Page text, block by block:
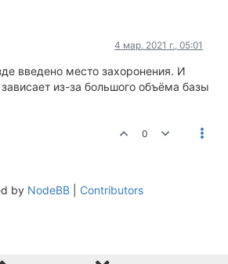
4 мар. 2021 г., 05:01
введено место захоронения. И
из-за большого объёма базы
0
by NodeBB| Contributors